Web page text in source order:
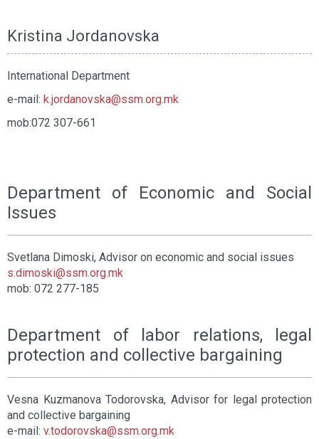
Kristina Jordanovska
International Department
e-mail: k.jordanovska@ssm.org.mk
mob:072 307-661
Department of Economic and Social
Issues
Svetlana Dimoski, Advisor on economic and social issues
s.dimoski@ssm.org.mk
mob: 072 277-185
Department of labor relations, legal
protection and collective bargaining
Vesna Kuzmanova Todorovska, Advisor for legal protection
and collective bargaining
e-mail: v.todorovska@ssm.org.mk